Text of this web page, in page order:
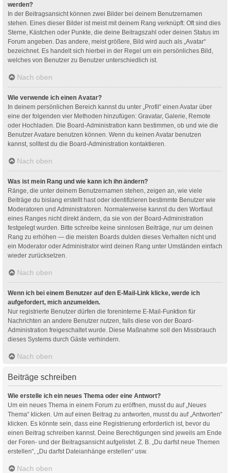
werden?
In der Beitragsansicht können zwei Bilder bei deinem Benutzernamen
stehen. Eines dieser Bilder ist meist mit deinem Rang verknüpft: Oft sind dies
Sterne, Kästchen oder Punkte, die deine Beitragszahl oder deinen Status im
Forum angeben. Das andere, meist größere, Bild wird auch als „Avatar“
bezeichnet. Es handelt sich hierbei in der Regel um ein persönliches Bild,
welches von Benutzer zu Benutzer unterschiedlich ist.
Nach oben
Wie verwende ich einen Avatar?
In deinem persönlichen Bereich kannst du unter „Profil“ einen Avatar über
eine der folgenden vier Methoden hinzufügen: Gravatar, Galerie, Remote
oder Hochladen. Die Board-Administration kann bestimmen, ob und wie die
Benutzer Avatare benutzen können. Wenn du keinen Avatar benutzen
kannst, solltest du die Board-Administration kontaktieren.
Nach oben
Was ist mein Rang und wie kann ich ihn ändern?
Ränge, die unter deinem Benutzernamen stehen, zeigen an, wie viele
Beiträge du bislang erstellt hast oder identifizieren bestimmte Benutzer wie
Moderatoren und Administratoren. Normalerweise kannst du den Wortlaut
eines Ranges nicht direkt ändern, da sie von der Board-Administration
festgelegt wurden. Bitte schreibe keine sinnlosen Beiträge, nur um deinen
Rang zu erhöhen — die meisten Boards dulden dieses Verhalten nicht und
ein Moderator oder Administrator wird deinen Rang unter Umständen einfach
wieder zurücksetzen.
Nach oben
Wenn ich bei einem Benutzer auf den E-Mail-Link klicke, werde ich
aufgefordert, mich anzumelden.
Nur registrierte Benutzer dürfen die foreninterne E-Mail-Funktion für
Nachrichten an andere Benutzer nutzen, falls diese von der Board-
Administration freigeschaltet wurde. Diese Maßnahme soll den Missbrauch
dieses Systems durch Gäste verhindern.
Nach oben
Beiträge schreiben
Wie erstelle ich ein neues Thema oder eine Antwort?
Um ein neues Thema in einem Forum zu eröffnen, musst du auf „Neues
Thema“ klicken. Um auf einen Beitrag zu antworten, musst du auf „Antworten“
klicken. Es könnte sein, dass eine Registrierung erforderlich ist, bevor du
einen Beitrag schreiben kannst. Deine Berechtigungen sind jeweils am Ende
der Foren- und der Beitragsansicht aufgelistet. Z. B. „Du darfst neue Themen
erstellen“, „Du darfst Dateianhänge erstellen“ usw.
Nach oben